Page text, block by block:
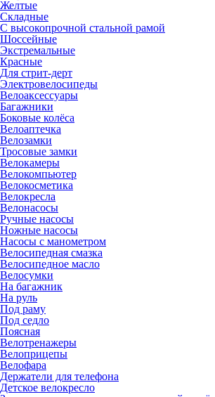
Желтые
Складные
С высокопрочной стальной рамой
Шоссейные
Экстремальные
Красные
Для стрит-дерт
Электровелосипеды
Велоаксессуары
Багажники
Боковые колёса
Велоаптечка
Велозамки
Тросовые замки
Велокамеры
Велокомпьютер
Велокосметика
Велокресла
Велонасосы
Ручные насосы
Ножные насосы
Насосы с манометром
Велосипедная смазка
Велосипедное масло
Велосумки
На багажник
На руль
Под раму
Под седло
Поясная
Велотренажеры
Велоприцепы
Велофара
Держатели для телефона
Детское велокресло